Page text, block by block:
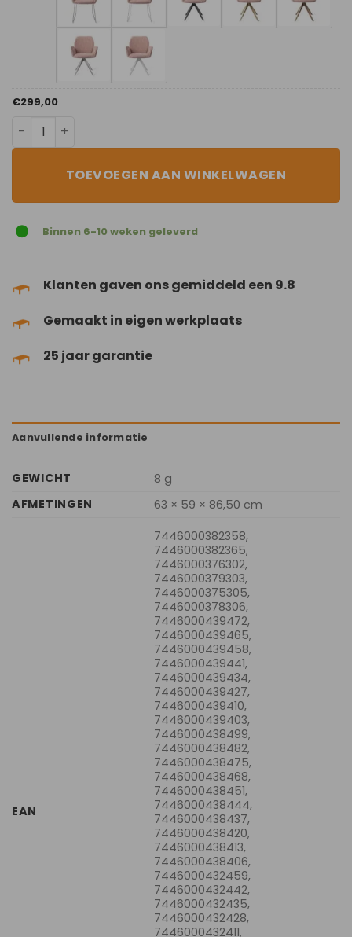
€299,00
Anemone aantal
TOEVOEGEN AAN WINKELWAGEN
Binnen 6-10 weken geleverd
Klanten gaven ons gemiddeld een 9.8
Gemaakt in eigen werkplaats
25 jaar garantie
Aanvullende informatie
GEWICHT
8 g
AFMETINGEN
63 × 59 × 86,50 cm
EAN
7446000382358,
7446000382365,
7446000376302,
7446000379303,
7446000375305,
7446000378306,
7446000439472,
7446000439465,
7446000439458,
7446000439441,
7446000439434,
7446000439427,
7446000439410,
7446000439403,
7446000438499,
7446000438482,
7446000438475,
7446000438468,
7446000438451,
7446000438444,
7446000438437,
7446000438420,
7446000438413,
7446000438406,
7446000432459,
7446000432442,
7446000432435,
7446000432428,
7446000432411,